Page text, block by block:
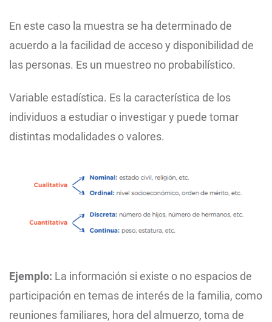
En este caso la muestra se ha determinado de
acuerdo a la facilidad de acceso y disponibilidad de
las personas. Es un muestreo no probabilístico.
Variable estadística. Es la característica de los
individuos a estudiar o investigar y puede tomar
distintas modalidades o valores.
Ejemplo: La información si existe o no espacios de
participación en temas de interés de la familia, como
reuniones familiares, hora del almuerzo, toma de